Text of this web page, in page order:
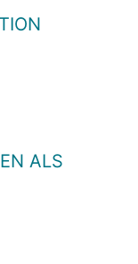
ALS